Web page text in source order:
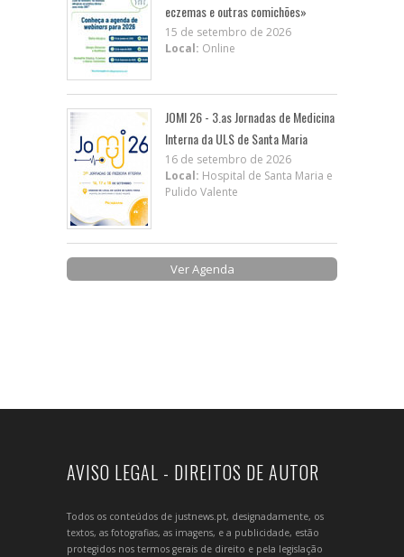
eczemas e outras comichões»
15 de setembro de 2026
Local: Online
JOMI 26 - 3.as Jornadas de Medicina
Interna da ULS de Santa Maria
16 de setembro de 2026
Local: Hospital de Santa Maria e
Pulido Valente
Ver Agenda
AVISO LEGAL - DIREITOS DE AUTOR
Todos os conteúdos de justnews.pt, designadamente, os
textos, as fotografias, as imagens, e a publicidade, estão
protegidos nos termos gerais de direito e pela legislação